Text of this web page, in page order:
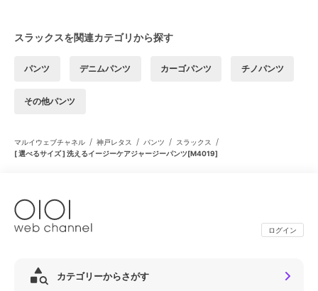
スラックスを関連カテゴリから探す
パンツ デニムパンツ カーゴパンツ チノパンツ
その他パンツ
マルイウェブチャネル / 神戸レタス / パンツ / スラックス /
[ 選べるサイズ ] 洗えるイージーケアジャージーパンツ[M4019]
ログイン
カテゴリーからさがす